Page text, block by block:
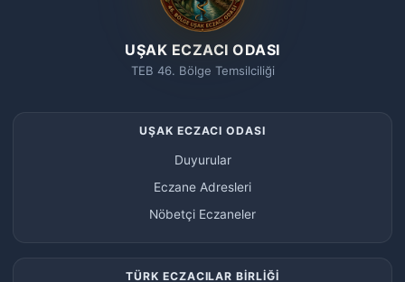
UŞAK ECZACI ODASI
TEB 46. Bölge Temsilciliği
UŞAK ECZACI ODASI
Duyurular
Eczane Adresleri
Nöbetçi Eczaneler
TÜRK ECZACILAR BİRLİĞİ